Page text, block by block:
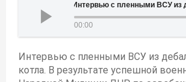
Интервью с пленными ВСУ из
00:00
Интервью с пленными ВСУ из
котла. В результате успешной